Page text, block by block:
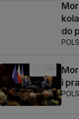
do
i